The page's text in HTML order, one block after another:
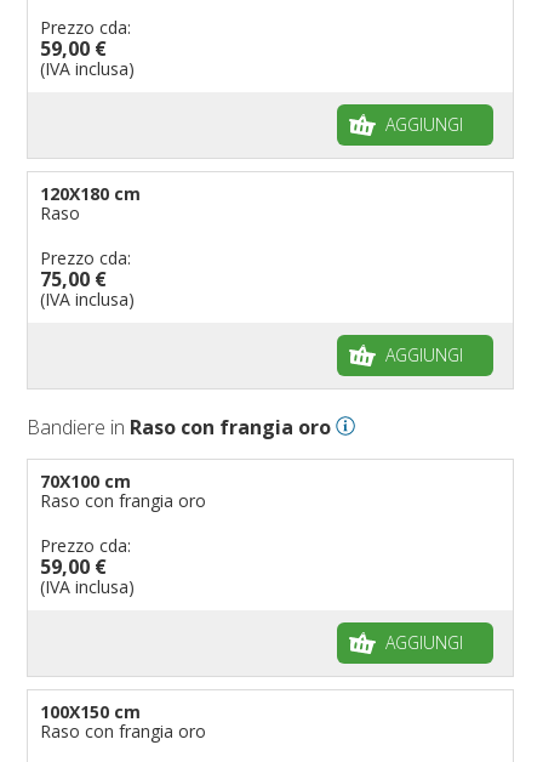
Prezzo cda:
59,00 €
(IVA inclusa)
AGGIUNGI
120X180 cm
Raso
Prezzo cda:
75,00 €
(IVA inclusa)
AGGIUNGI
Bandiere in Raso con frangia oro
70X100 cm
Raso con frangia oro
Prezzo cda:
59,00 €
(IVA inclusa)
AGGIUNGI
100X150 cm
Raso con frangia oro